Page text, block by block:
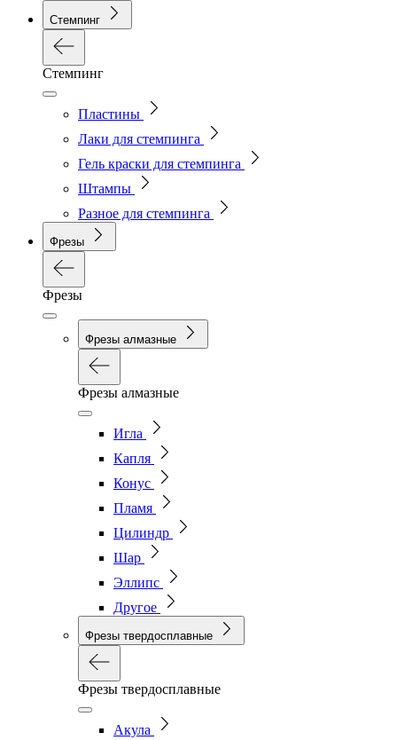
Стемпинг
Стемпинг
Пластины
Лаки для стемпинга
Гель краски для стемпинга
Штампы
Разное для стемпинга
Фрезы
Фрезы
Фрезы алмазные
Фрезы алмазные
Игла
Капля
Конус
Пламя
Цилиндр
Шар
Эллипс
Другое
Фрезы твердосплавные
Фрезы твердосплавные
Акула